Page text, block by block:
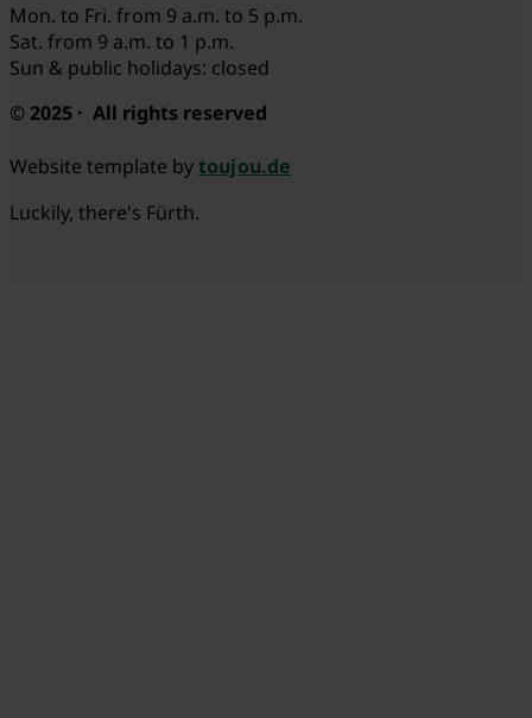
Mon. to Fri. from 9 a.m. to 5 p.m.
Sat. from 9 a.m. to 1 p.m.
Sun & public holidays: closed
© 2025 · All rights reserved
Website template bytoujou.de
Luckily, there's Fürth.